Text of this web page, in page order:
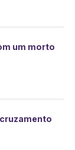
um morto